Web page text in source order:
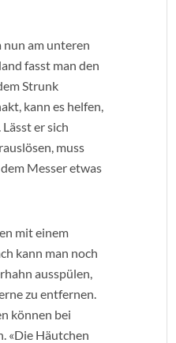
nun am unteren
fasst man den
Strunk
kann es helfen,
er sich
muss
Messer etwas
mit einem
kann man noch
ausspülen,
zu entfernen.
können bei
«Die Häutchen